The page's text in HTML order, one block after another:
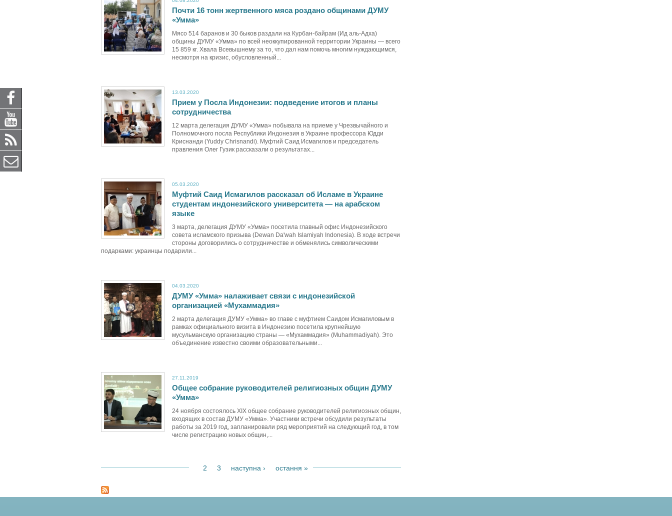
Почти 16 тонн жертвенного мяса роздано общинами ДУМУ
«Умма»
Мясо 514 баранов и 30 быков раздали на Курбан-байрам (Ид аль-Адха)
общины ДУМУ «Умма» по всей неоккупированной территории Украины — всего
15 859 кг. Хвала Всевышнему за то, что дал нам помочь многим нуждающимся,
несмотря на кризис, обусловленный...
13.03.2020
Прием у Посла Индонезии: подведение итогов и планы
сотрудничества
12 марта делегация ДУМУ «Умма» побывала на приеме у Чрезвычайного и
Полномочного посла Республики Индонезия в Украине профессора Юдди
Криснанди (Yuddy Chrisnandi). Муфтий Саид Исмагилов и председатель
правления Олег Гузик рассказали о результатах...
05.03.2020
Муфтий Саид Исмагилов рассказал об Исламе в Украине
студентам индонезийского университета — на арабском
языке
3 марта, делегация ДУМУ «Умма» посетила главный офис Индонезийского
совета исламского призыва (Dewan Da'wah Islamiyah Indonesia). В ходе встречи
стороны договорились о сотрудничестве и обменялись символическими
подарками: украинцы подарили...
04.03.2020
ДУМУ «Умма» налаживает связи с индонезийской
организацией «Мухаммадия»
2 марта делегация ДУМУ «Умма» во главе с муфтием Саидом Исмагиловым в
рамках официального визита в Индонезию посетила крупнейшую
мусульманскую организацию страны — «Мухаммадия» (Muhammadiyah). Это
объединение известно своими образовательными...
27.11.2019
Общее собрание руководителей религиозных общин ДУМУ
«Умма»
24 ноября состоялось XIX общее собрание руководителей религиозных общин,
входящих в состав ДУМУ «Умма». Участники встречи обсудили результаты
работы за 2019 год, запланировали ряд мероприятий на следующий год, в том
числе регистрацию новых общин,...
С
2 3 наступна › остання »